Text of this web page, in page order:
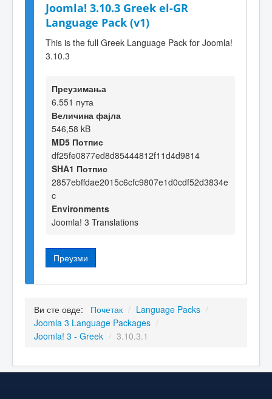
Joomla! 3.10.3 Greek el-GR
Language Pack (v1)
This is the full Greek Language Pack for Joomla!
3.10.3
Преузимања
6.551 пута
Величина фајла
546,58 kB
MD5 Потпис
df25fe0877ed8d85444812f11d4d9814
SHA1 Потпис
2857ebffdae2015c6cfc9807e1d0cdf52d3834e
c
Environments
Joomla! 3 Translations
Преузми
Ви сте овде: Почетак / Language Packs /
Joomla 3 Language Packages /
Joomla! 3 - Greek / 3.10.3.1